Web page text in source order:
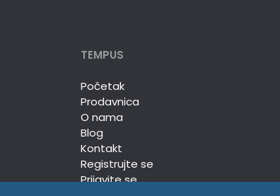
TEMPUS
Početak
Prodavnica
O nama
Blog
Kontakt
Registrujte se
Prijavite se